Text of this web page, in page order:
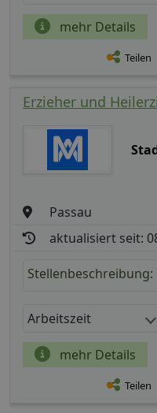
mehr Details
Teilen
Erzieher und
Passau
aktualisiert seit:
Stellenbeschreibung:
Arbeitszeit
mehr Details
Teilen